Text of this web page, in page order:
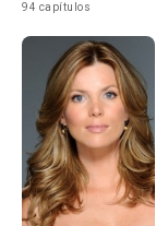
94 capítulos